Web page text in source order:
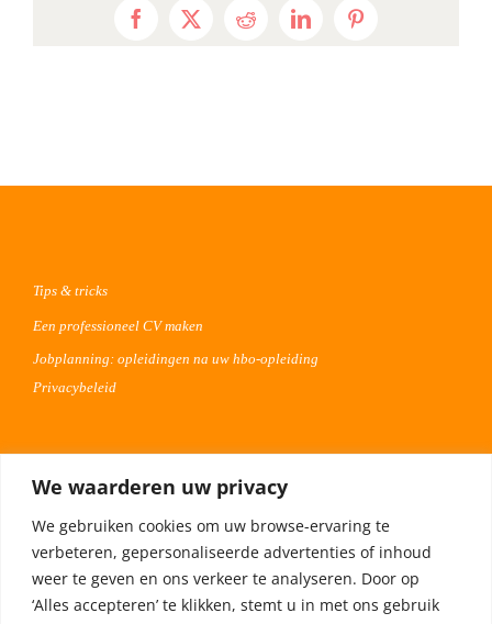
We waarderen uw privacy
We gebruiken cookies om uw browse-ervaring te
verbeteren, gepersonaliseerde advertenties of inhoud
weer te geven en ons verkeer te analyseren. Door op
‘Alles accepteren’ te klikken, stemt u in met ons gebruik
Facebook
X RedditLinkedInPinterest
Tips & tricks
Een professioneel CV maken
Jobplanning: opleidingen na uw hbo-opleiding
Privacybeleid
Plaats uw vacature 30 dagen gratis
Adverteren op Meta